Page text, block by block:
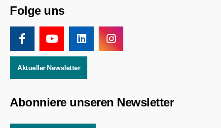
Folge uns
Aktueller Newsletter
Abonniere unseren Newsletter